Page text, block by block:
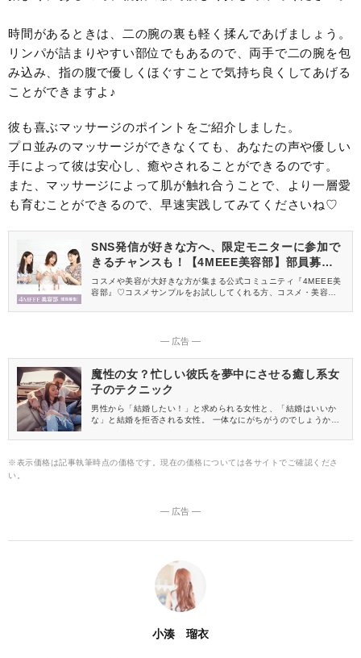
時間があるときは、二の腕の裏も軽く揉んであげましょう。
リンパが詰まりやすい部位でもあるので、両手で二の腕を包
み込み、指の腹で優しくほぐすことで気持ち良くしてあげる
ことができますよ♪
彼も喜ぶマッサージのポイントをご紹介しました。
プロ並みのマッサージができなくても、あなたの声や優しい
手によって彼は安心し、癒やされることができるのです。
また、マッサージによって肌が触れ合うことで、より一層愛
も育むことができるので、早速実践してみてくださいね♡
SNS発信が好きな方へ、限定モニターに参加で
きるチャンスも！【4MEEE美容部】部員募集
中
コスメや美容が大好きな方が集まる公式コミュニティ『4MEEE美
容部』♡コスメサンプルをお試ししてくれる方、コスメ・美容情報
― 広告 ―
魔性の女？忙しい彼氏を夢中にさせる癒し系女
子のテクニック
男性から「結婚したい！」と求められる女性と、「結婚はいいか
な」と結婚を拒否される女性。 一体なにがちがうのでしょうか？
※表示価格は記事執筆時点の価格です。現在の価格については各サイトでご確認くださ
い。
― 広告 ―
小湊 瑠衣